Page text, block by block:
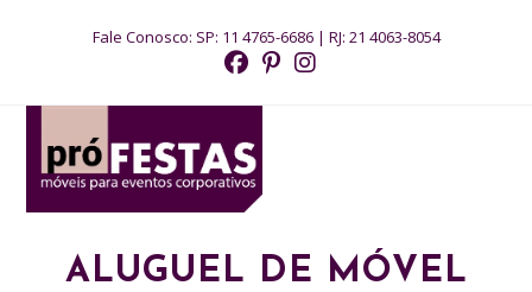
conteúdo
Fale Conosco: SP: 11 4765-6686| RJ: 21 4063-8054
ALUGUEL DE MÓVEL